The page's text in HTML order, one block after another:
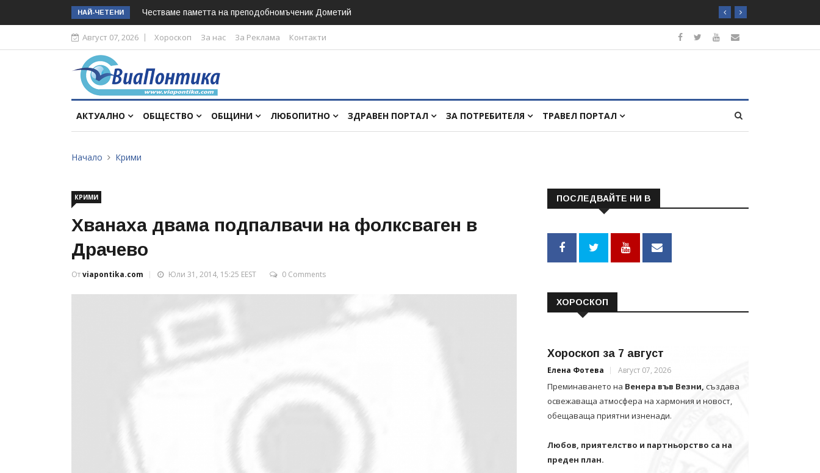
НАЙ-ЧЕТЕНИ Честваме паметта на преподобномъченик Дометий
Август 07, 2026 Хороскоп За нас За Реклама Контакти
АКТУАЛНО ОБЩЕСТВО ОБЩИНИ ЛЮБОПИТНО ЗДРАВЕН ПОРТАЛ ЗА ПОТРЕБИТЕЛЯ ТРАВЕЛ ПОРТАЛ
Начало Крими
КРИМИ
Хванаха двама подпалвачи на фолксваген в
Драчево
Отviapontika.com Юли 31, 2014, 15:25 EEST 0 Comments
ПОСЛЕДВАЙТЕ НИ В
ХОРОСКОП
Хороскоп за 7 август
Елена Фотева Август 07, 2026
Преминаването на Венера във Везни, създава
освежаваща атмосфера на хармония и новост,
обещаваща приятни изненади.
Любов, приятелство и партньорство са на
преден план.